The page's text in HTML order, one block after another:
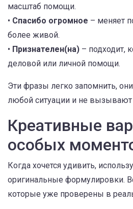
масштаб помощи.
• Спасибо огромное – меняет
более живой.
• Признателен(на) – подходит,
деловой или личной помощи.
Эти фразы легко запомнить,
любой ситуации и не вызывают
Креативные
особых
Когда хочется удивить,
оригинальные формулировки.
которые уже проверены в